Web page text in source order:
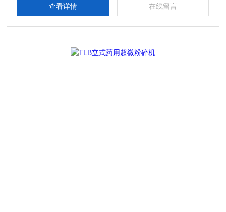
查看详情 在线留言